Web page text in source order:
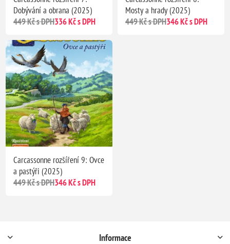
Dobývání a obrana (2025)
449 Kč s DPH336 Kč s DPH
Mosty a hrady (2025)
449 Kč s DPH346 Kč s DPH
Carcassonne rozšíření 9: Ovce
a pastýři (2025)
449 Kč s DPH346 Kč s DPH
Informace